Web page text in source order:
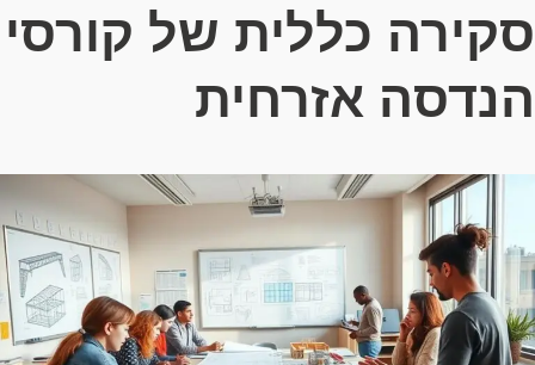
סקירה כללית של קורסי
הנדסה אזרחית